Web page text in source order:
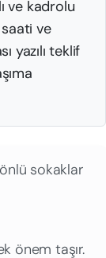
ve kadrolu
ve
yazılı teklif
sokaklar
önem taşır.